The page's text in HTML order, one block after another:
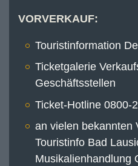
VORVERKAUF:
Touristinformation
Ticketgalerie
Geschäftsstellen
Ticket-Hotline 0800-
an vielen bekannten
Touristinfo Bad
Musikalienhandlung